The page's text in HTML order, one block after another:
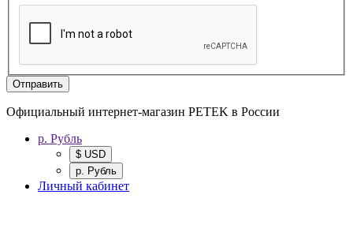
Отправить
Официальный интернет-магазин PETEK в России
р. Рубль
$ USD
р. Рубль
Личный кабинет